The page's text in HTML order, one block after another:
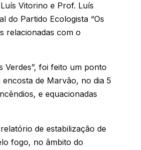
Vitorino e Prof. Luís
do Partido Ecologista “Os
relacionadas com o
Verdes”, foi feito um ponto
de Marvão, no dia 5
e equacionadas
de estabilização de
fogo, no âmbito do